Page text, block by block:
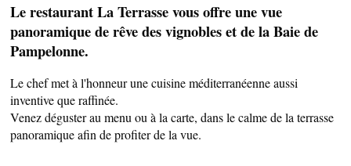
Le restaurant La Terrasse vous offre une vue
panoramique de rêve des vignobles et de la Baie de
Pampelonne.
Le chef met à l'honneur une cuisine méditerranéenne aussi
inventive que raffinée.
Venez déguster au menu ou à la carte, dans le calme de la terrasse
panoramique afin de profiter de la vue.